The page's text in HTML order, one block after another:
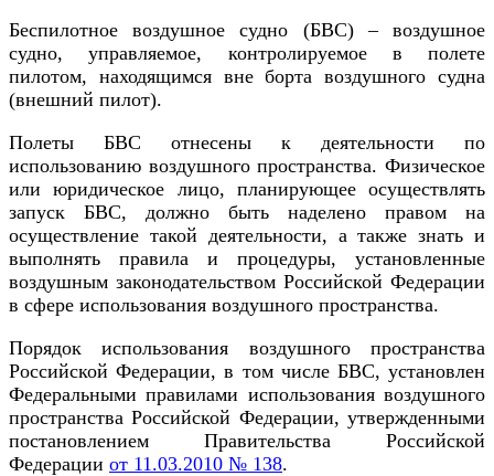
Беспилотное воздушное судно (БВС) – воздушное
судно, управляемое, контролируемое в полете
пилотом, находящимся вне борта воздушного судна
(внешний пилот).
Полеты БВС отнесены к деятельности по
использованию воздушного пространства. Физическое
или юридическое лицо, планирующее осуществлять
запуск БВС, должно быть наделено правом на
осуществление такой деятельности, а также знать и
выполнять правила и процедуры, установленные
воздушным законодательством Российской Федерации
в сфере использования воздушного пространства.
Порядок использования воздушного пространства
Российской Федерации, в том числе БВС, установлен
Федеральными правилами использования воздушного
пространства Российской Федерации, утвержденными
постановлением Правительства Российской
Федерации от 11.03.2010 № 138.